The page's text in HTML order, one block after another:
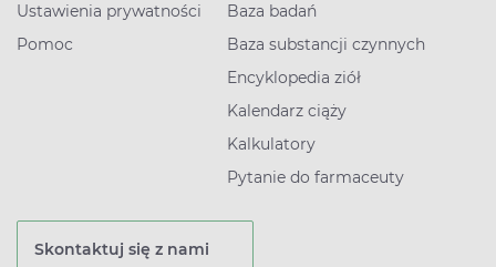
Ustawienia prywatności
Pomoc
Baza badań
Baza substancji czynnych
Encyklopedia ziół
Kalendarz ciąży
Kalkulatory
Pytanie do farmaceuty
Skontaktuj się z nami